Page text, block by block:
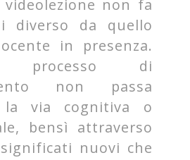
videolezione non fa
diverso da quello
in presenza.
di
non passa
la via cognitiva o
bensì attraverso
nuovi che